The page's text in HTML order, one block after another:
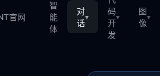
官网
智
能
体
对
话
▾
码
开
发
▾
图
像
▾